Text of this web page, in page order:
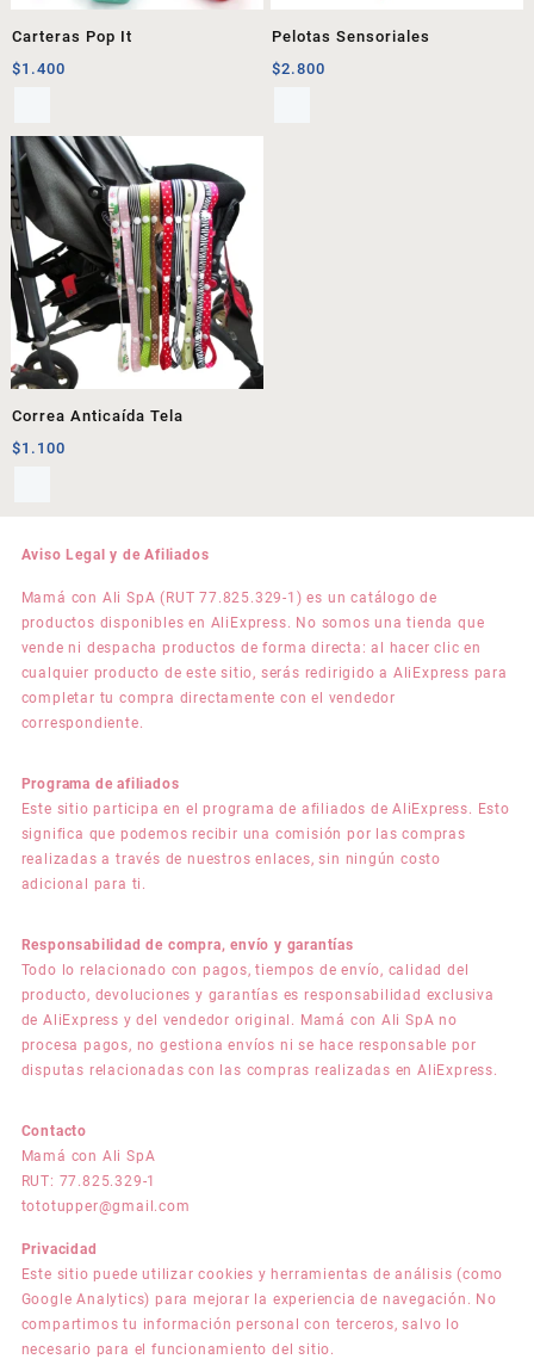
Carteras Pop It
$1.400
Pelotas Sensoriales
$2.800
Correa Anticaída Tela
$1.100
Aviso Legal y de Afiliados
Mamá con Ali SpA (RUT 77.825.329-1) es un catálogo de
productos disponibles en AliExpress. No somos una tienda que
vende ni despacha productos de forma directa: al hacer clic en
cualquier producto de este sitio, serás redirigido a AliExpress para
completar tu compra directamente con el vendedor
correspondiente.
Programa de afiliados
Este sitio participa en el programa de afiliados de AliExpress. Esto
significa que podemos recibir una comisión por las compras
realizadas a través de nuestros enlaces, sin ningún costo
adicional para ti.
Responsabilidad de compra, envío y garantías
Todo lo relacionado con pagos, tiempos de envío, calidad del
producto, devoluciones y garantías es responsabilidad exclusiva
de AliExpress y del vendedor original. Mamá con Ali SpA no
procesa pagos, no gestiona envíos ni se hace responsable por
disputas relacionadas con las compras realizadas en AliExpress.
Contacto
Mamá con Ali SpA
RUT: 77.825.329-1
tototupper@gmail.com
Privacidad
Este sitio puede utilizar cookies y herramientas de análisis (como
Google Analytics) para mejorar la experiencia de navegación. No
compartimos tu información personal con terceros, salvo lo
necesario para el funcionamiento del sitio.